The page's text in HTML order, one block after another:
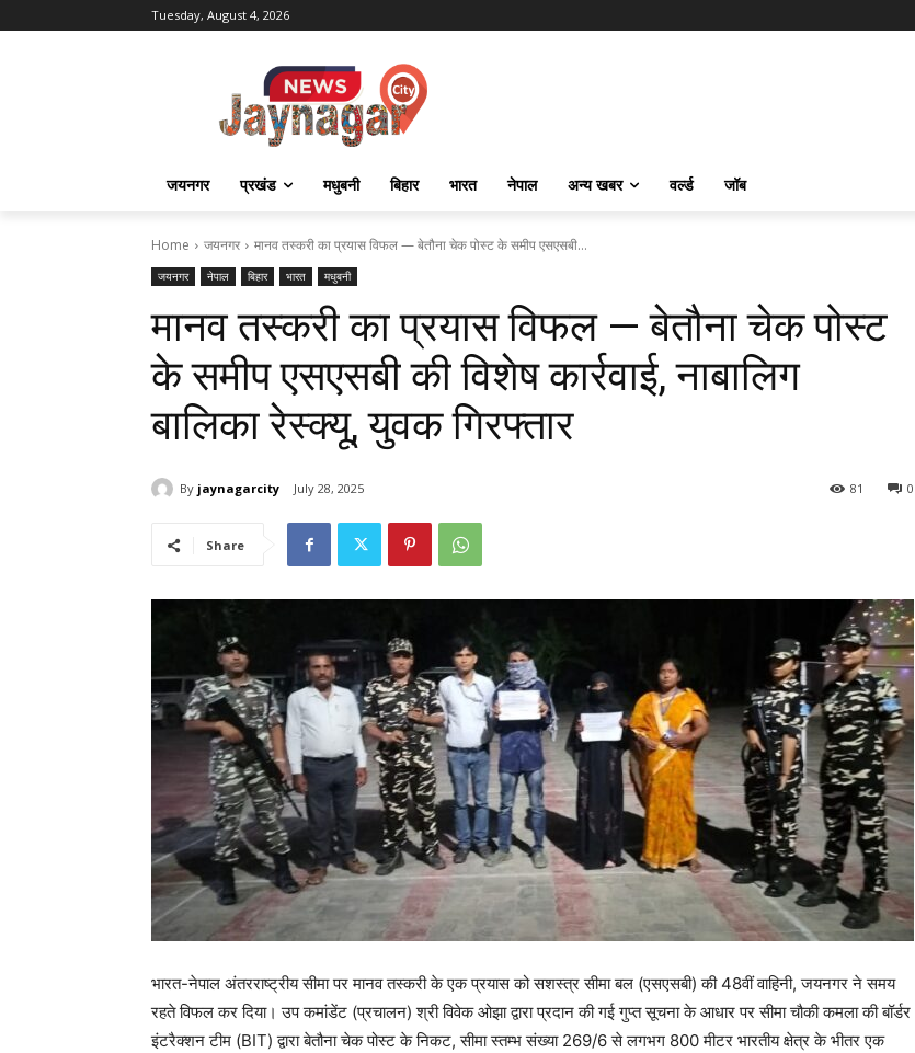
Tuesday, August 4, 2026
जयनगर प्रखंड मधुबनी बिहार भारत नेपाल अन्य खबर वर्ल्ड जॉब
Home जयनगर मानव तस्करी का प्रयास विफल — बेतौना चेक पोस्ट के समीप एसएसबी...
जयनगर नेपाल बिहार भारत मधुबनी
मानव तस्करी का प्रयास विफल — बेतौना चेक पोस्ट
के समीप एसएसबी की विशेष कार्रवाई, नाबालिग
बालिका रेस्क्यू, युवक गिरफ्तार
By jaynagarcity July 28, 2025 0
81
Share
भारत-नेपाल अंतरराष्ट्रीय सीमा पर मानव तस्करी के एक प्रयास को सशस्त्र सीमा बल (एसएसबी) की 48वीं वाहिनी, जयनगर ने समय
रहते विफल कर दिया। उप कमांडेंट (प्रचालन) श्री विवेक ओझा द्वारा प्रदान की गई गुप्त सूचना के आधार पर सीमा चौकी कमला की बॉर्डर
इंटरैक्शन टीम (BIT) द्वारा बेतौना चेक पोस्ट के निकट, सीमा स्तम्भ संख्या 269/6 से लगभग 800 मीटर भारतीय क्षेत्र के भीतर एक